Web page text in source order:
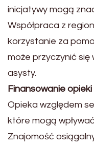
inicjatywy mogą
Współpraca z
korzystanie za
może przyczynić się
asysty.
Finansowanie
Opieka względem
które mogą
Znajomość